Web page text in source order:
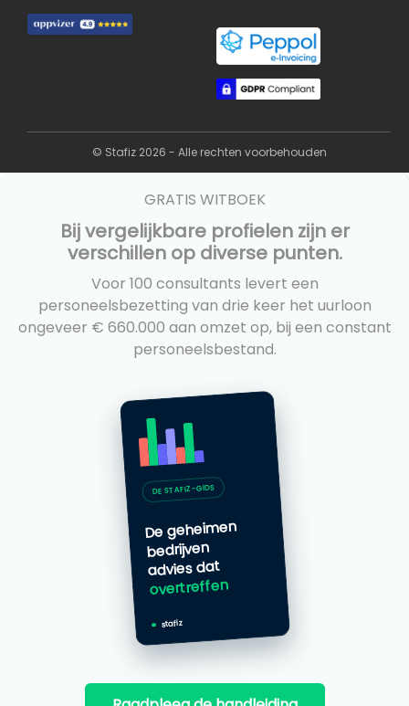
© Stafiz 2026 - Alle rechten voorbehouden
GRATIS WITBOEK
Bij vergelijkbare profielen zijn er
verschillen op diverse punten.
Voor 100 consultants levert een
personeelsbezetting van drie keer het uurloon
ongeveer € 660.000 aan omzet op, bij een constant
personeelsbestand.
DE STAFIZ-GIDS
De geheimen
bedrijven
advies dat
overtreffen
stafiz